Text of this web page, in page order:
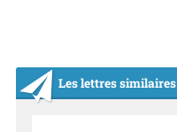
Les lettres similaires